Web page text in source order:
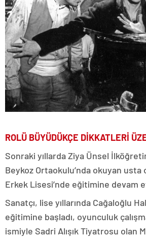
ROLÜ BÜYÜDÜKÇE DİKKATLERİ
Sonraki yıllarda Ziya Ünsel
Beykoz Ortaokulu’nda okuyan
Erkek Lisesi’nde eğitimine devam
Sanatçı, lise yıllarında Cağaloğlu
eğitimine başladı, oyunculuk
ismiyle Sadri Alışık Tiyatrosu olan